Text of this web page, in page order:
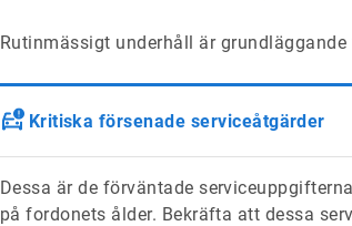
Rutinmässigt underhåll är
Kritiska försenade serviceåtgärder
Dessa är de förväntade
på fordonets ålder. Bekräfta att dessa